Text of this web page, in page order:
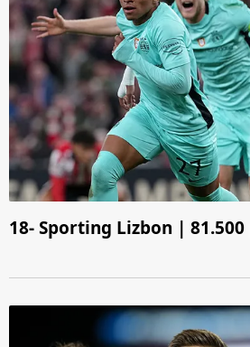
18- Sporting Lizbon | 81.500